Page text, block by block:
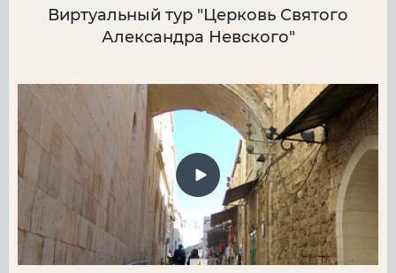
Виртуальный тур "Церковь Святого
Александра Невского"